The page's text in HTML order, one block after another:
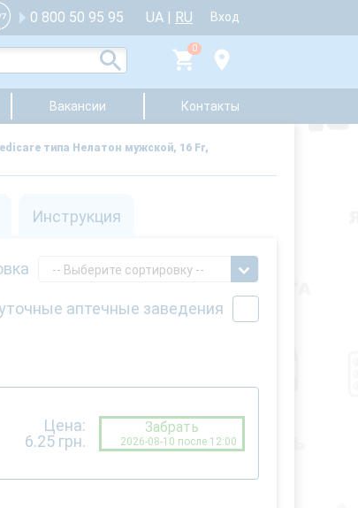
0 800 50 95 95 UA | RU Вход
0
Вакансии Контакты
типа Нелатон мужской, 16 Fr,
Инструкция
-- Выберите сортировку --
аптечные заведения
Цена:
6.25 грн.
Забрать
2026-08-10 после 12:00